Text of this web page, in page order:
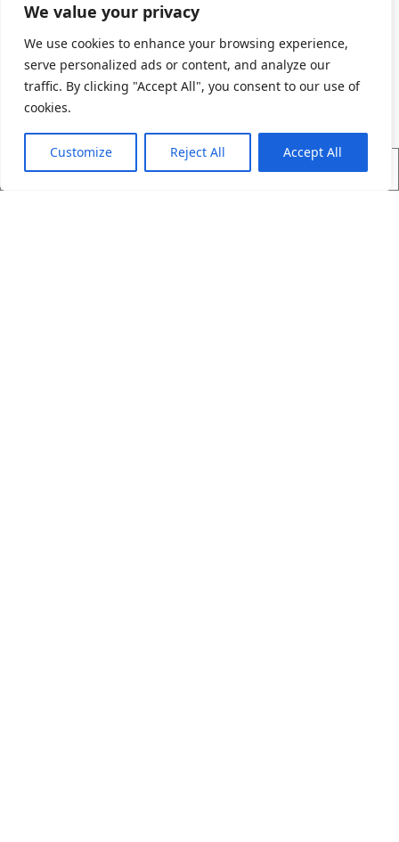
We value your privacy
We use cookies to enhance your browsing experience,
serve personalized ads or content, and analyze our
traffic. By clicking "Accept All", you consent to our use of
cookies.
Customize Reject All Accept All
제품찾기 산업 응용 돌아가기